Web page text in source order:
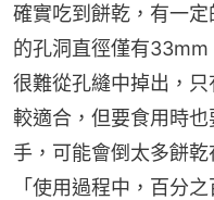
確實吃到餅乾，有一定
的孔洞直徑僅有
很難從孔縫中掉出，
較適合，但要食用時
手，可能會倒太多餅乾
「使用過程中，百分